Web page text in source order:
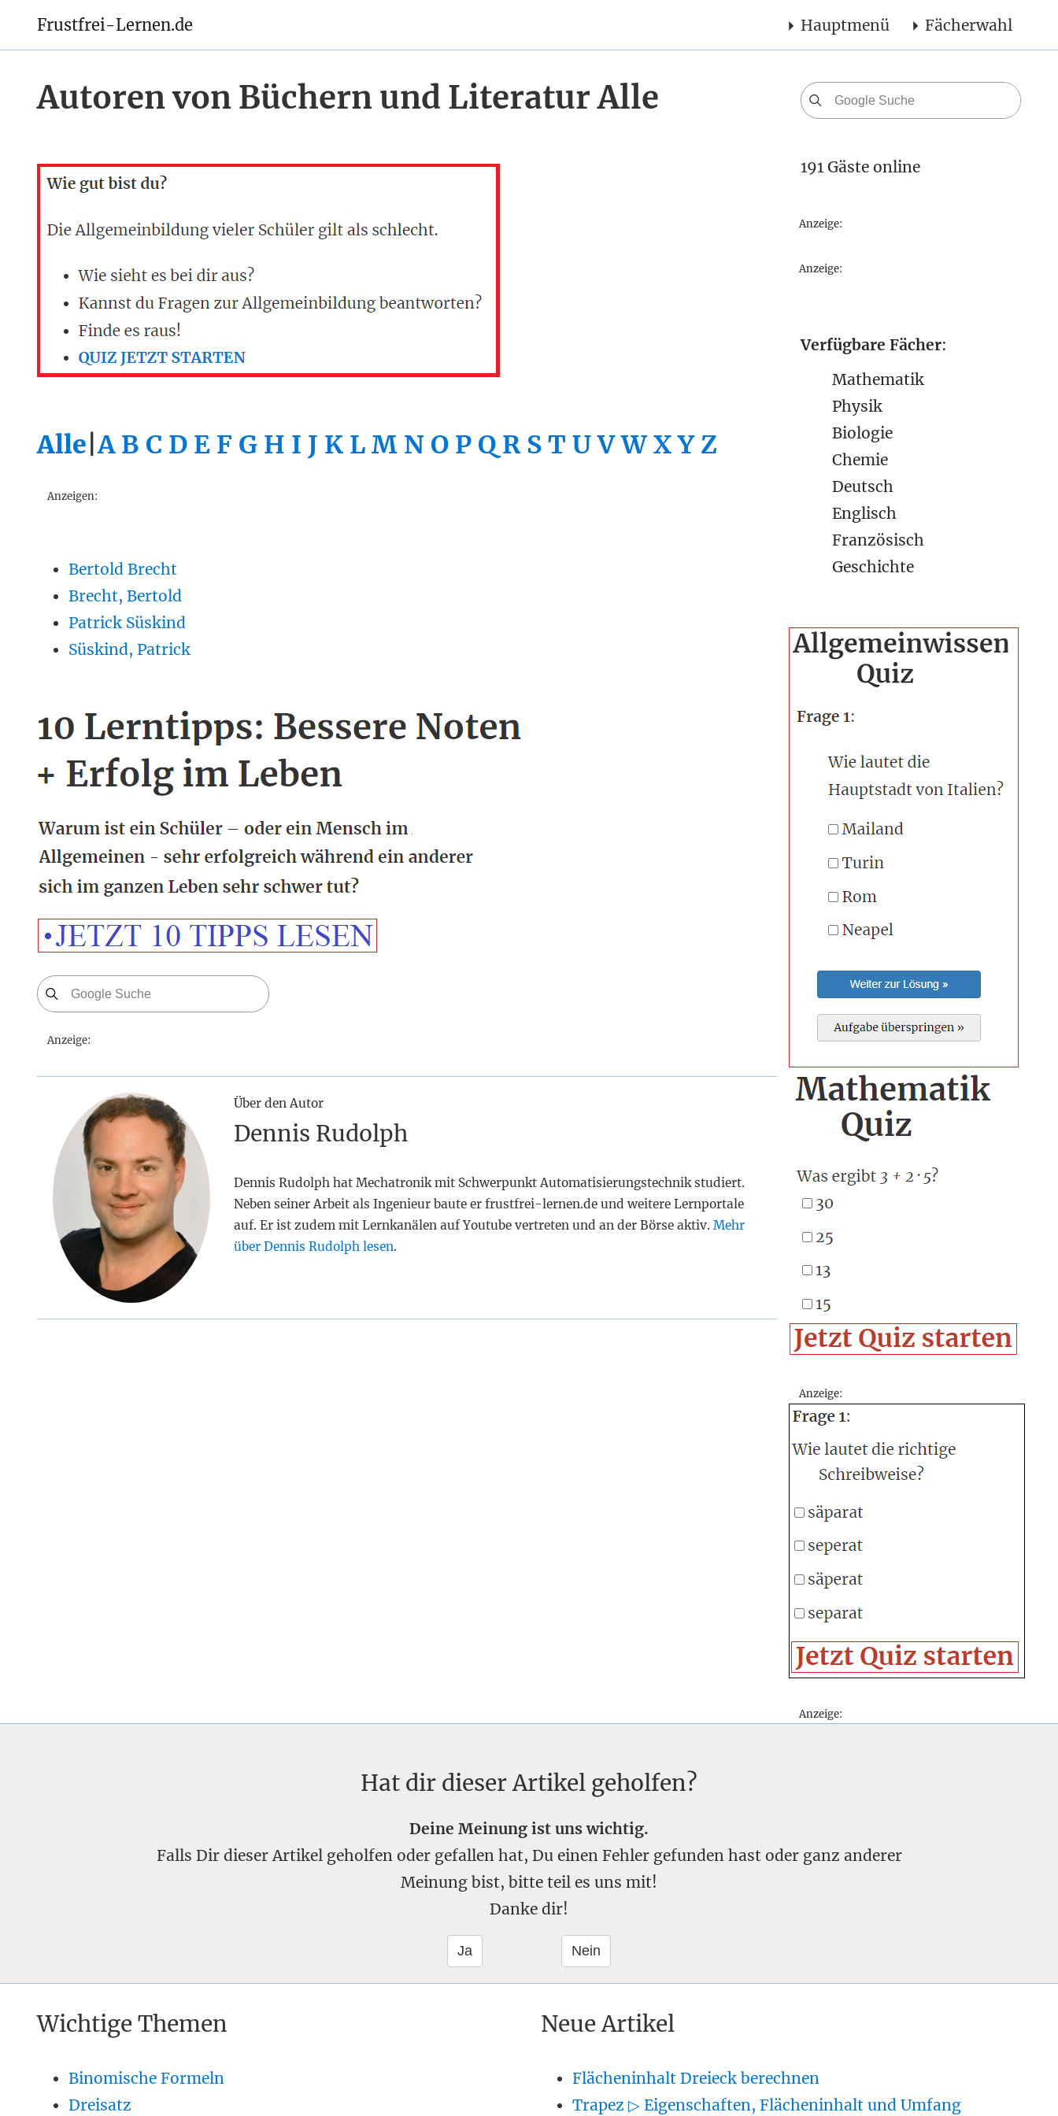
Frustfrei-Lernen.de Hauptmenü Fächerwahl
Autoren von Büchern und Literatur Alle
Alle |A B C D E F G H I J K L M N O P Q R S T U V W X Y Z
Anzeigen:
Bertold Brecht
Brecht, Bertold
Patrick Süskind
Süskind, Patrick
Anzeige:
Über den Autor
Dennis Rudolph
Dennis Rudolph hat Mechatronik mit Schwerpunkt Automatisierungstechnik studiert.
Neben seiner Arbeit als Ingenieur baute er frustfrei-lernen.de und weitere Lernportale
auf. Er ist zudem mit Lernkanälen auf Youtube vertreten und an der Börse aktiv. Mehr
über Dennis Rudolph lesen.
191 Gäste online
Anzeige:
Anzeige:
Verfügbare Fächer:
Mathematik
Physik
Biologie
Chemie
Deutsch
Englisch
Französisch
Geschichte
Anzeige:
Anzeige:
Hat dir dieser Artikel geholfen?
Deine Meinung ist uns wichtig.
Falls Dir dieser Artikel geholfen oder gefallen hat, Du einen Fehler gefunden hast oder ganz anderer
Meinung bist, bitte teil es uns mit!
Danke dir!
Wichtige Themen
Binomische Formeln
Dreisatz
Neue Artikel
Flächeninhalt Dreieck berechnen
Trapez ▷ Eigenschaften, Flächeninhalt und Umfang